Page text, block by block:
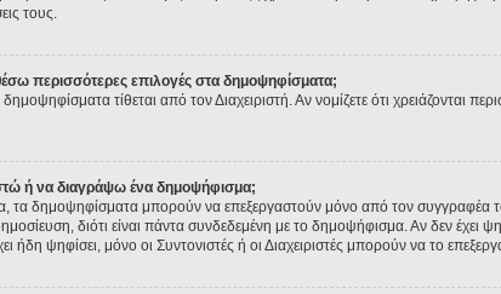
τους.
περισσότερες επιλογές στα δημοψηφίσματα;
δημοψηφίσματα τίθεται από τον Διαχειριστή. Αν νομίζετε ότι χρειάζονται
ή να διαγράψω ένα δημοψήφισμα;
τα δημοψηφίσματα μπορούν να επεξεργαστούν μόνο από τον συγγραφέα
διότι είναι πάντα συνδεδεμένη με το δημοψήφισμα. Αν δεν
ήδη ψηφίσει, μόνο οι Συντονιστές ή οι Διαχειριστές μπορούν να το